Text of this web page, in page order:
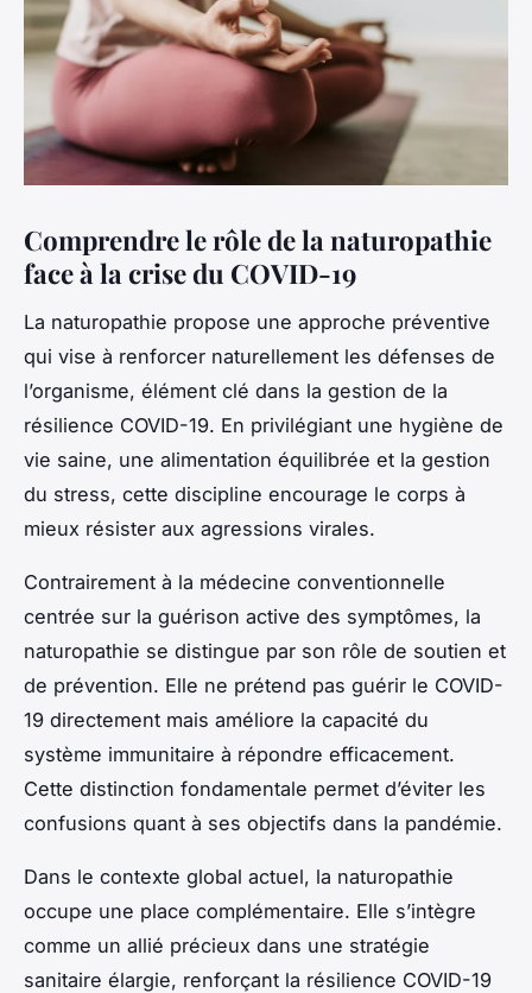
Comprendre le rôle de la naturopathie
face à la crise du COVID-19
La naturopathie propose une approche préventive
qui vise à renforcer naturellement les défenses de
l’organisme, élément clé dans la gestion de la
résilience COVID-19. En privilégiant une hygiène de
vie saine, une alimentation équilibrée et la gestion
du stress, cette discipline encourage le corps à
mieux résister aux agressions virales.
Contrairement à la médecine conventionnelle
centrée sur la guérison active des symptômes, la
naturopathie se distingue par son rôle de soutien et
de prévention. Elle ne prétend pas guérir le COVID-
19 directement mais améliore la capacité du
système immunitaire à répondre efficacement.
Cette distinction fondamentale permet d’éviter les
confusions quant à ses objectifs dans la pandémie.
Dans le contexte global actuel, la naturopathie
occupe une place complémentaire. Elle s’intègre
comme un allié précieux dans une stratégie
sanitaire élargie, renforçant la résilience COVID-19